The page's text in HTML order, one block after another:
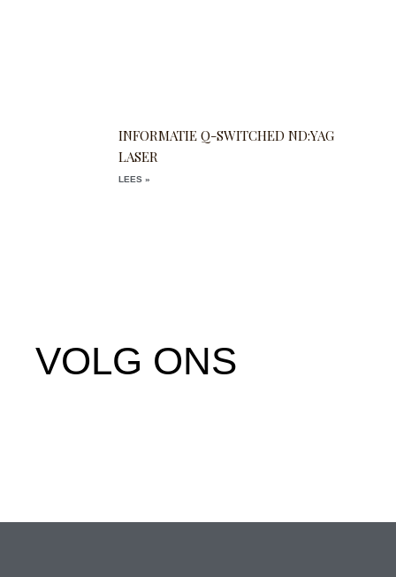
INFORMATIE Q-SWITCHED ND:YAG
LASER
LEES »
VOLG ONS